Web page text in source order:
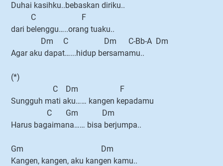
Duhai kasihku..bebaskan diriku..
C F
dari belenggu…..orang tuaku..
Dm C Dm C-Bb-A Dm
Agar aku dapat…...hidup bersamamu..
(*)
C Dm F
Sungguh mati aku…… kangen kepadamu
C Gm Dm
Harus bagaimana…… bisa berjumpa..
Gm Dm
Kangen, kangen, aku kangen kamu..